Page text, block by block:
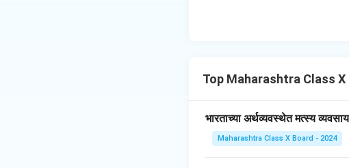
Top Maharashtra Class
भारताच्या अर्थव्यवस्थेत मत्स्य
Maharashtra Class X Board - 2024